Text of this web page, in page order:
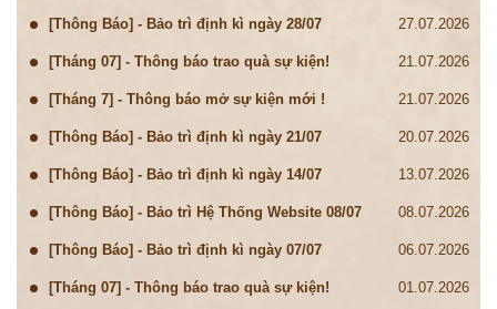
[Thông Báo] - Bảo trì định kì ngày 28/07 27.07.2026
[Tháng 07] - Thông báo trao quà sự kiện! 21.07.2026
[Tháng 7] - Thông báo mở sự kiện mới ! 21.07.2026
[Thông Báo] - Bảo trì định kì ngày 21/07 20.07.2026
[Thông Báo] - Bảo trì định kì ngày 14/07 13.07.2026
[Thông Báo] - Bảo trì Hệ Thống Website 08/07 08.07.2026
[Thông Báo] - Bảo trì định kì ngày 07/07 06.07.2026
[Tháng 07] - Thông báo trao quà sự kiện! 01.07.2026